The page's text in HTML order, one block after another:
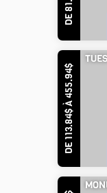
DE 113.84$ À 455.94$